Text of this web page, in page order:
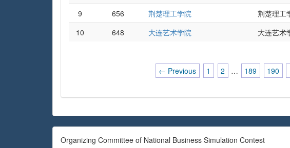
9
656 荆楚理工学院 荆楚理工
10
648 大连艺术学院 大连艺术
← Previous 1 2 … 189 190
Organizing Committee of National Business Simulation Contest